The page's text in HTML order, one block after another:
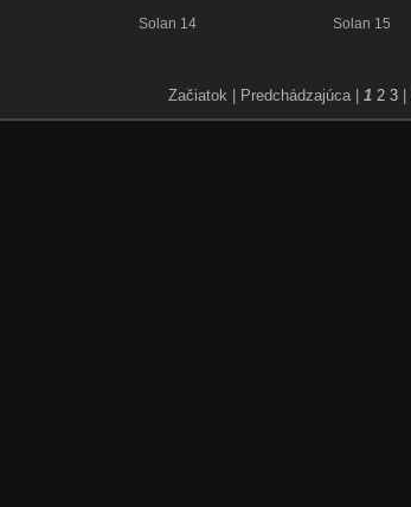
Solan 14 Solan 15
Začiatok | Predchádzajúca | 1 2 3 |